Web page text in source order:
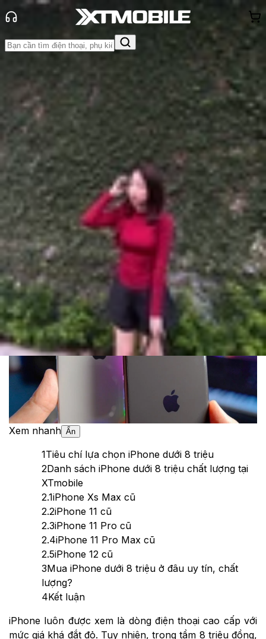
Tin tức
Tư vấn
Tin Mới
Đánh Giá - Trên Tay So Sánh Tư vấn
Khuyến
mãiThủ thuật Hỏi đáp App - Game Thông báo
Khách
hàng - Sự kiện
Gợi ý 5 mẫu iPhone dưới 8 triệu
đáng mua năm 2025
Anh Thư
Ngày đăng:
15/10/2025
Cập nhật: 15/10/2025
Theo dõi XTMobile trên
Xem nhanh Ẩn
1Tiêu chí lựa chọn iPhone dưới 8 triệu
2Danh sách iPhone dưới 8 triệu chất lượng tại
XTmobile
2.1iPhone Xs Max cũ
2.2iPhone 11 cũ
2.3iPhone 11 Pro cũ
2.4iPhone 11 Pro Max cũ
2.5iPhone 12 cũ
3Mua iPhone dưới 8 triệu ở đâu uy tín, chất
lượng?
4Kết luận
iPhone luôn được xem là dòng điện thoại cao cấp với
mức giá khá đắt đỏ. Tuy nhiên, trong tầm 8 triệu đồng,